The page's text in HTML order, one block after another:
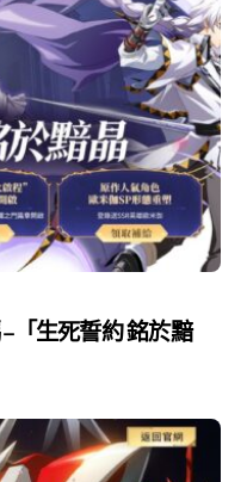
「生死誓約 銘於黯